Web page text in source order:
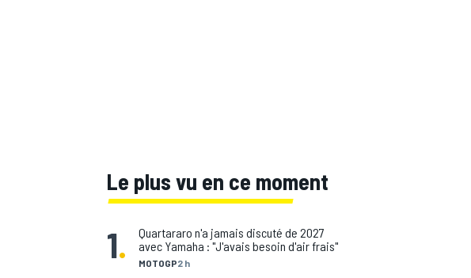
Le plus vu en ce moment
1. MOTOGP2 h
Quartararo n'a jamais discuté de 2027
avec Yamaha : "J'avais besoin d'air frais"